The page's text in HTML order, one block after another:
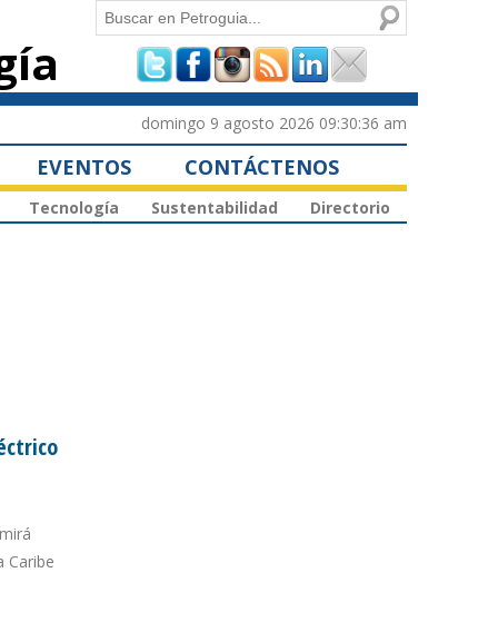
Formulario de
búsqueda
Buscar
domingo 9 agosto 2026 09:30:36 am
EVENTOS CONTÁCTENOS
Tecnología Sustentabilidad Directorio
Caribe